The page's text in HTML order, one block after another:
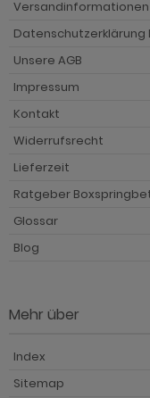
Versandinformationen
Datenschutzerklärung
Unsere AGB
Impressum
Kontakt
Widerrufsrecht
Lieferzeit
Ratgeber
Glossar
Blog
Mehr über
Index
Sitemap